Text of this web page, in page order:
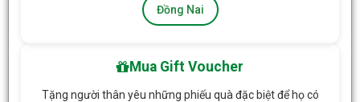
Đồng Nai
Mua Gift Voucher
Tặng người thân yêu những phiếu quà đặc biệt để họ có